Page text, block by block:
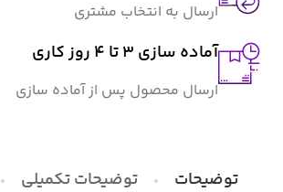
ارسال به انتخاب مشتری
آماده سازی ۳ تا ۴ روز کاری
ارسال محصول پس از آماده سازی
توضیحات توضیحات تکمیلی